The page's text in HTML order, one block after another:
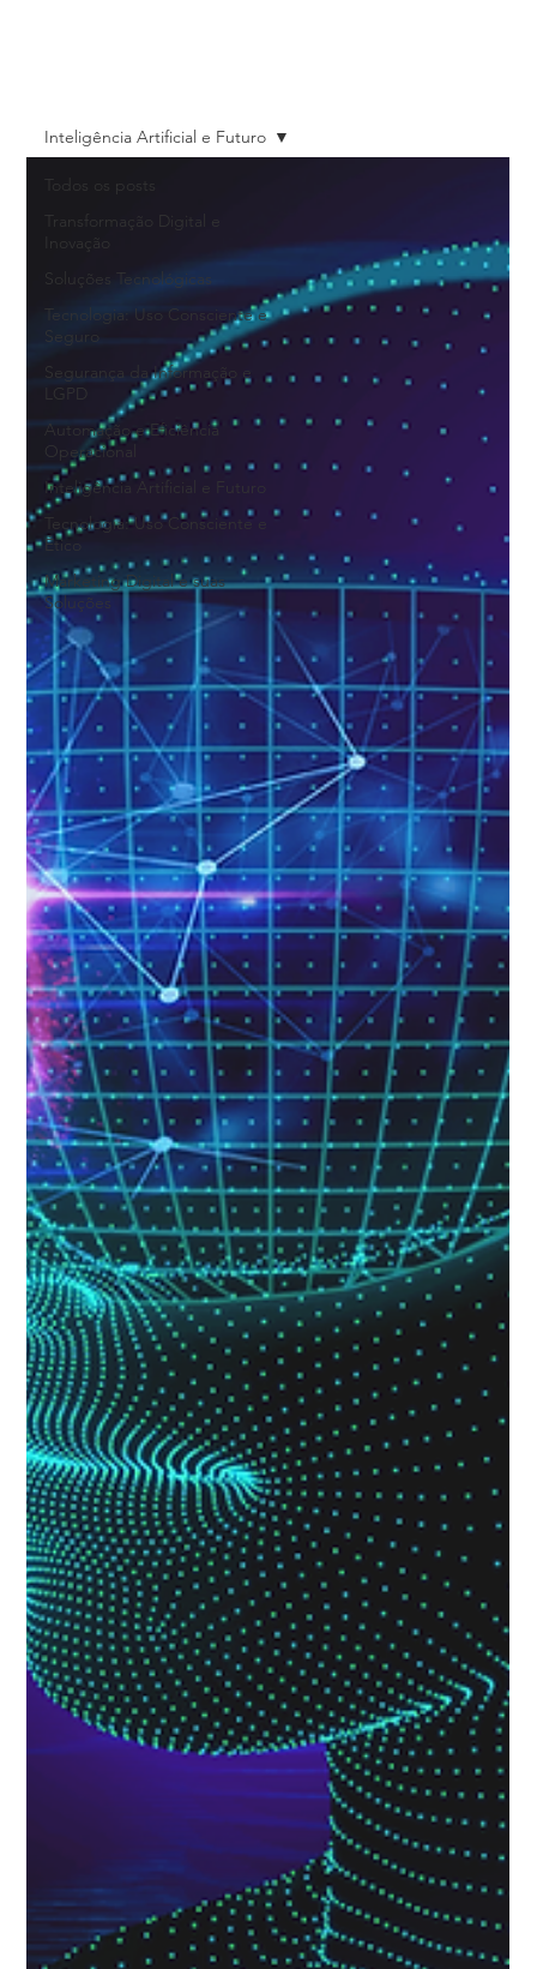
Blog
Todos os posts
Transformação Digital e
Inovação
Soluções Tecnológicas
Tecnologia: Uso Consciente e
Seguro
Segurança da Informação e
LGPD
Automação e Eficiência
Operacional
Inteligência Artificial e Futuro
Tecnologia: Uso Consciente e
Ético
Marketing Digital e suas
Soluções
Inteligência Artificial e Futuro